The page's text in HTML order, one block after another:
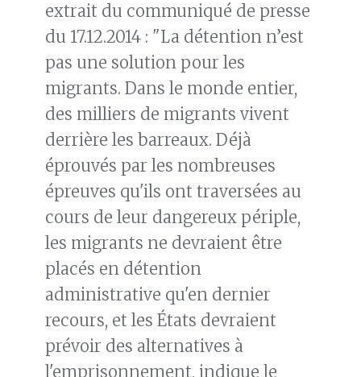
extrait du communiqué de presse
du 17.12.2014 : "La détention n’est
pas une solution pour les
migrants. Dans le monde entier,
des milliers de migrants vivent
derrière les barreaux. Déjà
éprouvés par les nombreuses
épreuves qu'ils ont traversées au
cours de leur dangereux périple,
les migrants ne devraient être
placés en détention
administrative qu'en dernier
recours, et les États devraient
prévoir des alternatives à
l'emprisonnement, indique le